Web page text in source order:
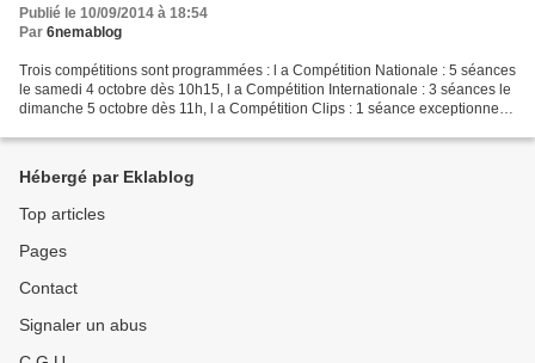
Publié le 10/09/2014 à 18:54
Par 6nemablog
Trois compétitions sont programmées : l a Compétition Nationale : 5 séances
le samedi 4 octobre dès 10h15, l a Compétition Internationale : 3 séances le
dimanche 5 octobre dès 11h, l a Compétition Clips : 1 séance exceptionnelle
Hébergé par Eklablog
Top articles
Pages
Contact
Signaler un abus